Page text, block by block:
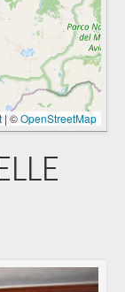
| ©OpenStreetMap